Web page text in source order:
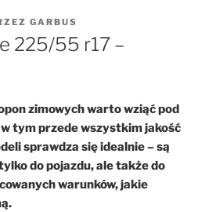
GARBUS
225/55 r17 –
zimowych warto wziąć pod
tym przede wszystkim jakość
sprawdza się idealnie – są
do pojazdu, ale także do
warunków, jakie